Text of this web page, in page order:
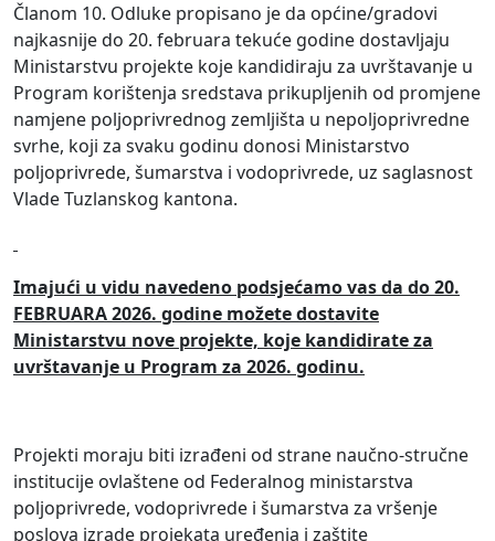
Članom 10. Odluke propisano je da općine/gradovi
najkasnije do 20. februara tekuće godine dostavljaju
Ministarstvu projekte koje kandidiraju za uvrštavanje u
Program korištenja sredstava prikupljenih od promjene
namjene poljoprivrednog zemljišta u nepoljoprivredne
svrhe, koji za svaku godinu donosi Ministarstvo
poljoprivrede, šumarstva i vodoprivrede, uz saglasnost
Vlade Tuzlanskog kantona.
Imajući u vidu navedeno podsjećamo vas da do 20.
FEBRUARA 2026. godine možete dostavite
Ministarstvu nove projekte, koje kandidirate za
uvrštavanje u Program za 2026. godinu.
Projekti moraju biti izrađeni od strane naučno-stručne
institucije ovlaštene od Federalnog ministarstva
poljoprivrede, vodoprivrede i šumarstva za vršenje
poslova izrade projekata uređenja i zaštite